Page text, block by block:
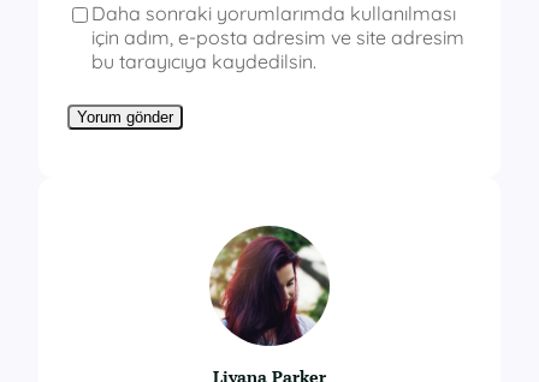
Daha sonraki yorumlarımda kullanılması
için adım, e-posta adresim ve site adresim
bu tarayıcıya kaydedilsin.
Liyana Parker